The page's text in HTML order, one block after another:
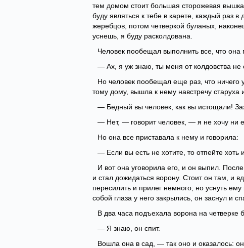
тем домом стоит большая сторожевая
буду являться к тебе в карете, каждый раз
жеребцов, потом четверкой буланых,
уснешь, я буду расколдована.
Человек пообещал выполнить все, что она
— Ах, я уж знаю, ты меня от колдовства не
Но человек пообещал еще раз, что ничего
тому дому, вышла к нему навстречу старуха
— Бедный вы человек, как вы истощали!
— Нет, — говорит человек, — я не хочу ни
Но она все приставала к нему и говорила:
— Если вы есть не хотите, то отпейте хоть
И вот она уговорила его, и он выпил.
и стал дожидаться ворону. Стоит он там, и
пересилить и прилег немного; но уснуть
собой глаза у него закрылись, он заснул и
В два часа подъехала ворона на четверке
— Я знаю, он спит.
Вошла она в сад, — так оно и оказалось: